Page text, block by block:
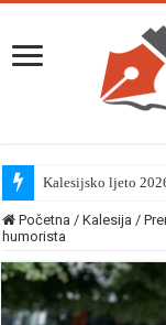
Kalesijsko ljeto
Početna / Kalesija /
humorista